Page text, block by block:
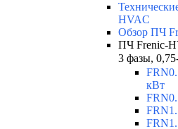
HVAC
Обзор ПЧ
ПЧ Frenic-
3 фазы,
кВт